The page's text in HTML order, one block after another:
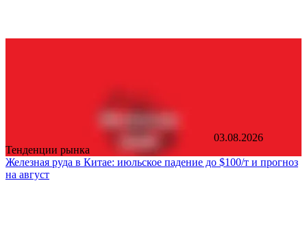
03.08.2026
Тенденции рынка
Железная руда в Китае: июльское падение до $100/т и прогноз
на август